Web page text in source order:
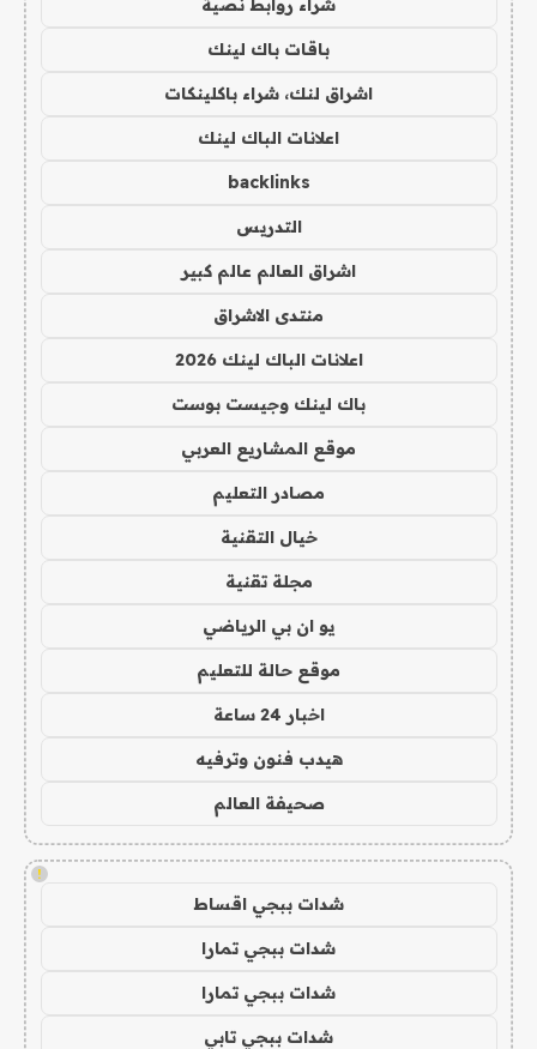
شراء روابط نصية
باقات باك لينك
اشراق لنك، شراء باكلينكات
اعلانات الباك لينك
backlinks
التدريس
اشراق العالم عالم كبير
منتدى الاشراق
اعلانات الباك لينك 2026
باك لينك وجيست بوست
موقع المشاريع العربي
مصادر التعليم
خيال التقنية
مجلة تقنية
يو ان بي الرياضي
موقع حالة للتعليم
اخبار 24 ساعة
هيدب فنون وترفيه
صحيفة العالم
!
شدات ببجي اقساط
شدات ببجي تمارا
شدات ببجي تمارا
شدات ببجي تابي